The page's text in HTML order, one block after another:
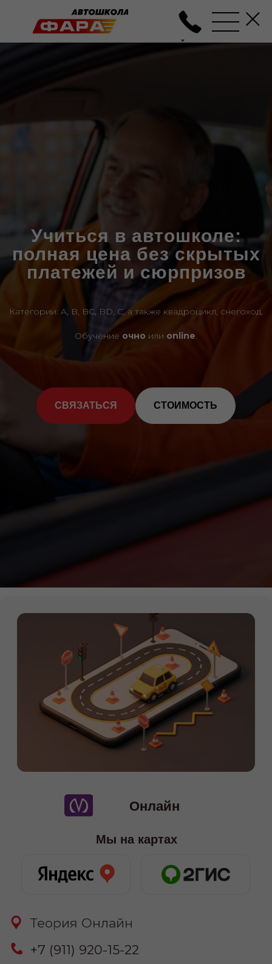
узнать цену
Учиться в автошколе:
полная цена без скрытых
платежей и сюрпризов
Категории: A, B, BC, BD, C, а также квадроцикл, снегоход.
Обучение очно или online.
СВЯЗАТЬСЯ СТОИМОСТЬ
08.07
-онлайн (вторник и четверг)
-онлайн (воскресенье) 11:00-
30.07-онлайн (вторник и четверг)
19:30-22:00
Даты старта групп и их
расписание
+7 (911) 920-15-22
Теория Онлайн
Подробности по телефону